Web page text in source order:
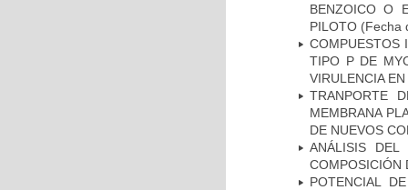
BENZOICO O
PILOTO (Fecha
COMPUESTOS
TIPO P DE
VIRULENCIA
TRANPORTE
MEMBRANA
DE NUEVOS
ANÁLISIS DEL
COMPOSICIÓN
POTENCIAL